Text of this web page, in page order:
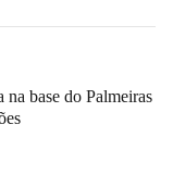
base do Palmeiras